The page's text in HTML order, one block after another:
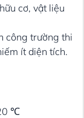
cơ, vật liệu
công trường thi
ít diện tích.
℃